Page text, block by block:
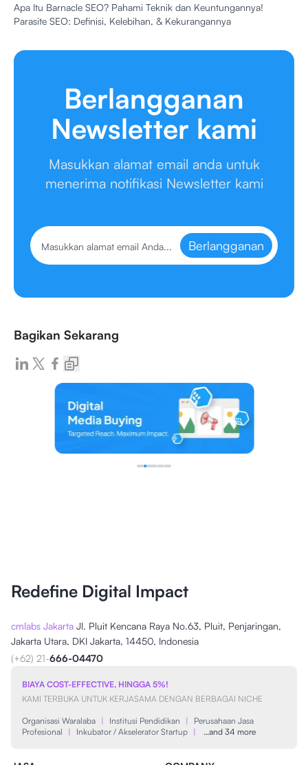
Apa Itu Barnacle SEO? Pahami Teknik dan Keuntungannya!
Parasite SEO: Definisi, Kelebihan, & Kekurangannya
Berlangganan
Newsletter kami
Masukkan alamat email anda untuk
menerima notifikasi Newsletter kami
Berlangganan
Bagikan Sekarang
Redefine Digital Impact
cmlabs Jakarta Jl. Pluit Kencana Raya No.63, Pluit, Penjaringan,
Jakarta Utara, DKI Jakarta, 14450, Indonesia
(+62) 21-666-04470
BIAYA COST-EFFECTIVE, HINGGA 5%!
KAMI TERBUKA UNTUK KERJASAMA DENGAN BERBAGAI NICHE
Organisasi Waralaba | Institusi Pendidikan |
Perusahaan Jasa
Profesional
| Inkubator / Akselerator Startup | …and 34 more